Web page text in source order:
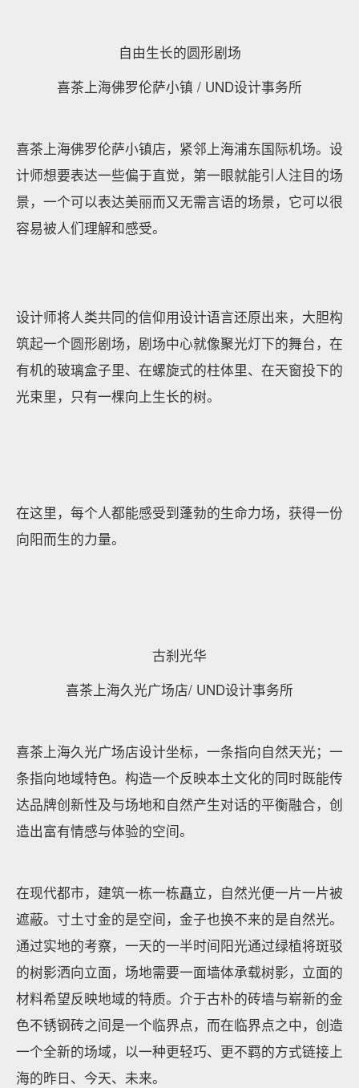
自由生长的圆形剧场
喜茶上海佛罗伦萨小镇 / UND设计事务所
喜茶上海佛罗伦萨小镇店，紧邻上海浦东国际机场。设
计师想要表达一些偏于直觉，第一眼就能引人注目的场
景，一个可以表达美丽而又无需言语的场景，它可以很
容易被人们理解和感受。
设计师将人类共同的信仰用设计语言还原出来，大胆构
筑起一个圆形剧场，剧场中心就像聚光灯下的舞台，在
有机的玻璃盒子里、在螺旋式的柱体里、在天窗投下的
光束里，只有一棵向上生长的树。
在这里，每个人都能感受到蓬勃的生命力场，获得一份
向阳而生的力量。
古刹光华
喜茶上海久光广场店/ UND设计事务所
喜茶上海久光广场店设计坐标，一条指向自然天光；一
条指向地域特色。构造一个反映本土文化的同时既能传
达品牌创新性及与场地和自然产生对话的平衡融合，创
造出富有情感与体验的空间。
在现代都市，建筑一栋一栋矗立，自然光便一片一片被
遮蔽。寸土寸金的是空间，金子也换不来的是自然光。
通过实地的考察，一天的一半时间阳光通过绿植将斑驳
的树影洒向立面，场地需要一面墙体承载树影，立面的
材料希望反映地域的特质。介于古朴的砖墙与崭新的金
色不锈钢砖之间是一个临界点，而在临界点之中，创造
一个全新的场域，以一种更轻巧、更不羁的方式链接上
海的昨日、今天、未来。